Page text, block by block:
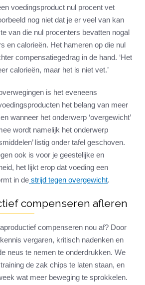
voedingsproduct nul procent vet
nog niet dat je er veel van kan
van die nul procenters bevatten nogal
en calorieën. Het hameren op die nul
compensatiegedrag in de hand. ‘Het
calorieën, maar het is niet vet.’
is het eveneens
het belang van meer
wanneer het onderwerp ‘overgewicht’
wordt namelijk het onderwerp
listig onder tafel geschoven.
ook is voor je geestelijke en
het lijkt erop dat voeding een
in de strijd tegen overgewicht.
compenseren afleren
compenseren nou af? Door
vergaren, kritisch nadenken en
neus te nemen te onderdrukken. We
de zak chips te laten staan, en
wat meer beweging te sprokkelen.